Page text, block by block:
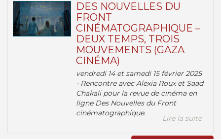
DES NOUVELLES DU
FRONT
CINÉMATOGRAPHIQUE –
DEUX TEMPS, TROIS
MOUVEMENTS (GAZA
CINÉMA)
vendredi 14 et samedi 15 février 2025
- Rencontre avec Alexia Roux et Saad
Chakali pour la revue de cinéma en
ligne Des Nouvelles du Front
cinématographique.
Lire la suite